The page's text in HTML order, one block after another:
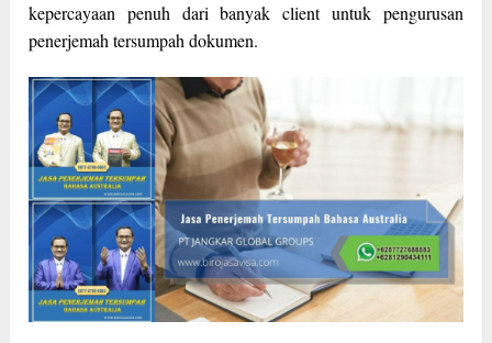
kepercayaan penuh dari banyak client untuk pengurusan
penerjemah tersumpah dokumen.